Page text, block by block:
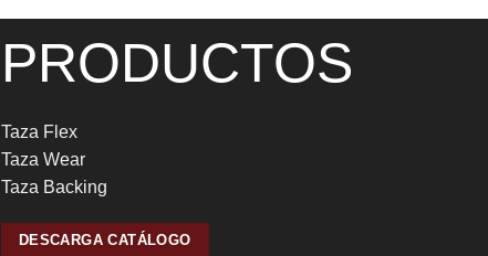
PRODUCTOS
Taza Flex
Taza Wear
Taza Backing
DESCARGA CATÁLOGO